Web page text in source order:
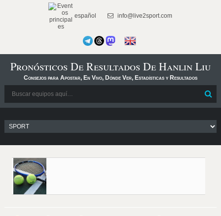
español info@live2sport.com
Pronósticos De Resultados De Hanlin Liu
Consejos para Apostar, En Vivo, Dónde Ver, Estadísticas y Resultados